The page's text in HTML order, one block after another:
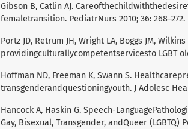
Gibson B, Catlin AJ.
femaletransition. PediatrNurs 2010; 36: 268–272.
Portz JD, Retrum JH, Wright LA, Boggs JM,
providingculturallycompetentservicesto LGBT
Hoffman ND, Freeman K, Swann S.
transgenderandquestioningyouth. J Adolesc
Hancock A, Haskin G. Speech-
Gay, Bisexual, Transgender, andQueer